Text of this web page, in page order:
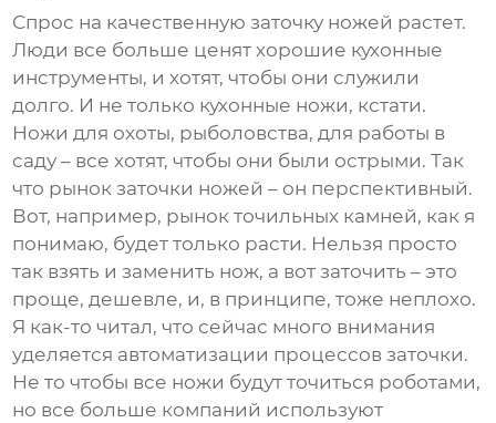
Спрос на качественную заточку ножей растет.
Люди все больше ценят хорошие кухонные
инструменты, и хотят, чтобы они служили
долго. И не только кухонные ножи, кстати.
Ножи для охоты, рыболовства, для работы в
саду – все хотят, чтобы они были острыми. Так
что рынок заточки ножей – он перспективный.
Вот, например, рынок точильных камней, как я
понимаю, будет только расти. Нельзя просто
так взять и заменить нож, а вот заточить – это
проще, дешевле, и, в принципе, тоже неплохо.
Я как-то читал, что сейчас много внимания
уделяется автоматизации процессов заточки.
Не то чтобы все ножи будут точиться роботами,
но все больше компаний используют